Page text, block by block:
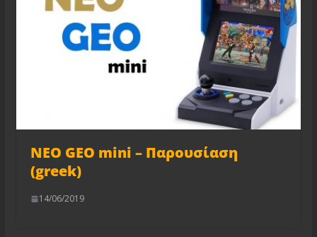
NEO GEO mini – Παρουσίαση
(greek)
14/06/2019